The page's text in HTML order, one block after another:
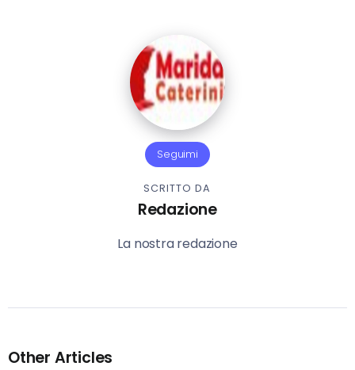
Seguimi
SCRITTO DA
Redazione
La nostra redazione
Other Articles